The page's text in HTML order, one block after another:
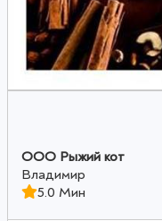
ООО Рыжий кот
Владимир
5.0 Мин